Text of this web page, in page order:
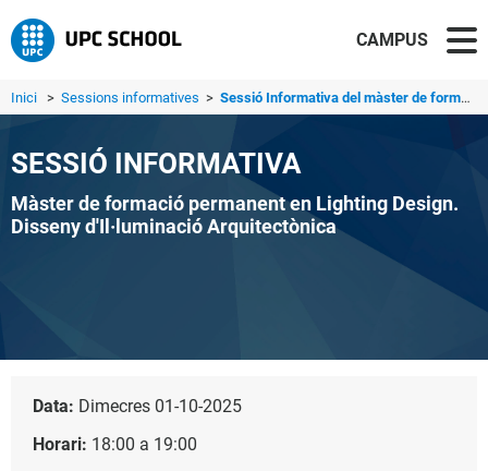
CAMPUS
Inici > Sessions informatives > Sessió Informativa del màster de formació permanent en Li...
SESSIÓ INFORMATIVA
Màster de formació permanent en Lighting Design.
Disseny d'Il·luminació Arquitectònica
Data: Dimecres 01-10-2025
Horari: 18:00 a 19:00